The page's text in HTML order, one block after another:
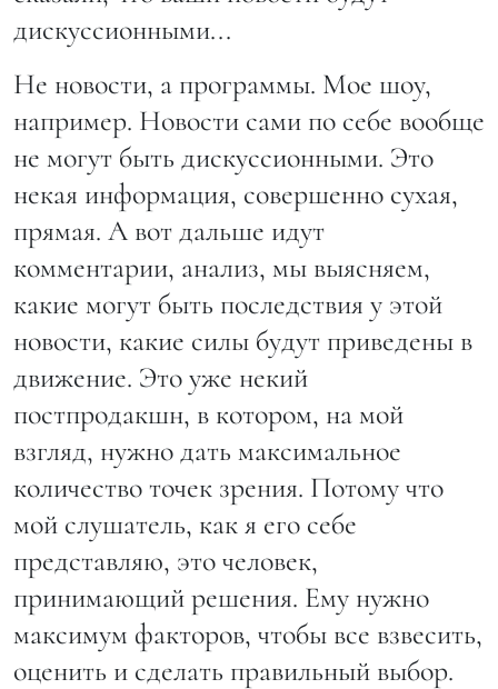
дискуссионными...
Не новости, а программы. Мое шоу,
например. Новости сами по себе вообще
не могут быть дискуссионными. Это
некая информация, совершенно сухая,
прямая. А вот дальше идут
комментарии, анализ, мы выясняем,
какие могут быть последствия у этой
новости, какие силы будут приведены в
движение. Это уже некий
постпродакшн, в котором, на мой
взгляд, нужно дать максимальное
количество точек зрения. Потому что
мой слушатель, как я его себе
представляю, это человек,
принимающий решения. Ему нужно
максимум факторов, чтобы все взвесить,
оценить и сделать правильный выбор.